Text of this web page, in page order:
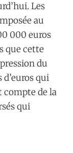
Les
au
000 euros
que cette
du
qui
compte de la
qui